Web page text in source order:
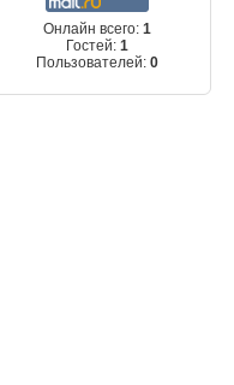
Онлайн всего:1
Гостей:1
Пользователей:0